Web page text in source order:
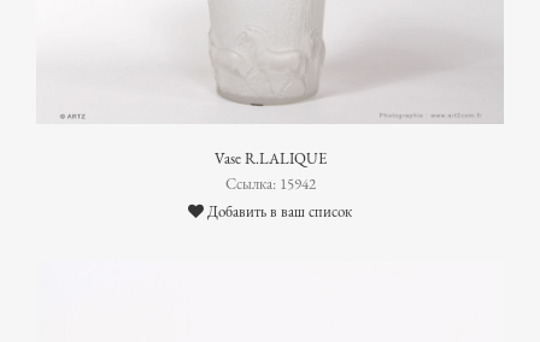
Vase R.LALIQUE
Ссылка: 15942
Добавить в ваш список